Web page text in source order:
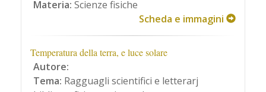
Materia: Scienze fisiche
Scheda e immagini
Temperatura della terra, e luce solare
Autore:
Tema: Ragguagli scientifici e letterarj